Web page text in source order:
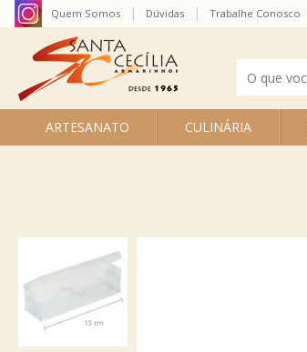
ARTESANATO CULINÁRIA
Quem Somos Dúvidas Trabalhe Conosco